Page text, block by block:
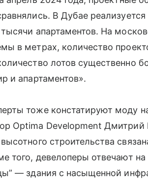
В Дубае
апартаментов. На
в метрах, количество
лотов существенно
и апартаментов».
тоже констатируют моду
Optima Development Дмитрий
строительства
того, девелоперы отвечают на
— здания с насыщенной